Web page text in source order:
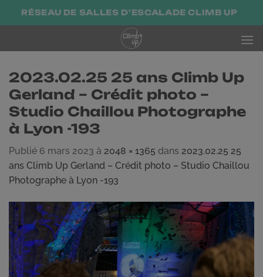
PasserRÉSEAU DE SALLES D'ESCALADE CLIMB UP
2023.02.25 25 ans Climb Up
Gerland – Crédit photo –
Studio Chaillou Photographe
à Lyon -193
Publié 6 mars 2023 à 2048 × 1365 dans 2023.02.25 25
ans Climb Up Gerland – Crédit photo – Studio Chaillou
Photographe à Lyon -193